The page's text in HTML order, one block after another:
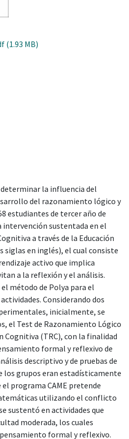
(1.93 MB)
la influencia del
del razonamiento lógico y
estudiantes de tercer año de
intervención sustentada en el
a través de la Educación
siglas en inglés), el cual consiste
activo que implica
a la reflexión y el análisis.
método de Polya para el
Considerando dos
inicialmente, se
el Test de Razonamiento Lógico
Cognitiva (TRC), con la finalidad
formal y reflexivo de
descriptivo y de pruebas de
los grupos eran estadísticamente
programa CAME pretende
utilizando el conflicto
sustentó en actividades que
moderada, los cuales
formal y reflexivo.